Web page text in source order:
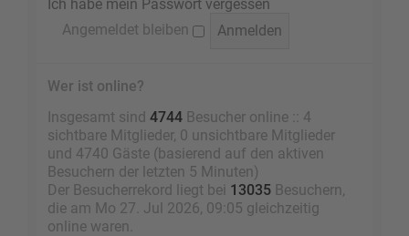
Ich habe mein Passwort vergessen
Angemeldet bleiben
Wer ist online?
Insgesamt sind 4744 Besucher online :: 4
sichtbare Mitglieder, 0 unsichtbare Mitglieder
und 4740 Gäste (basierend auf den aktiven
Besuchern der letzten 5 Minuten)
Der Besucherrekord liegt bei 13035 Besuchern,
die am Mo 27. Jul 2026, 09:05 gleichzeitig
online waren.